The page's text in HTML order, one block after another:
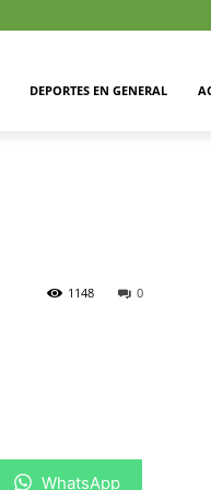
DEPORTES EN GENERAL
0
1148
Compartir
WhatsApp